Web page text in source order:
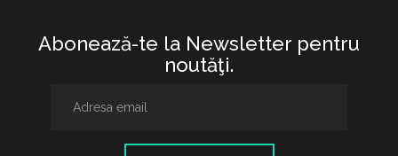
Abonează-te la Newsletter pentru
noutăţi.